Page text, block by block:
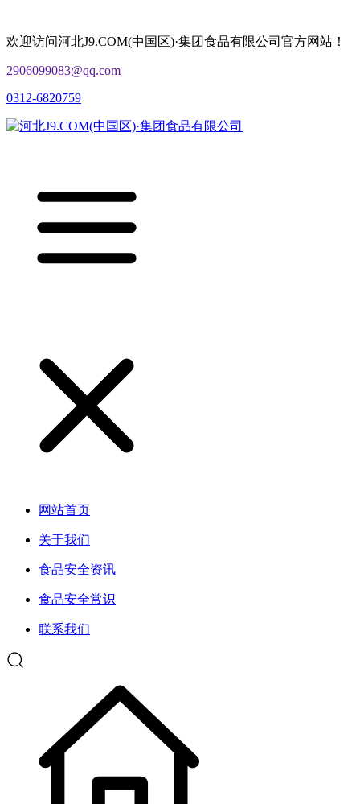
欢迎访问河北J9.COM(中国区)·集团食品有限公司官方网站！
2906099083@qq.com
0312-6820759
网站首页
关于我们
食品安全资讯
食品安全常识
联系我们